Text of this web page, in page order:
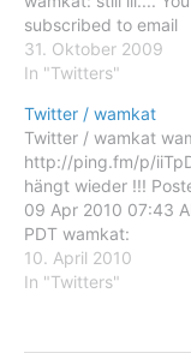
subscribed to email
updates from Twitter /
wamkat To stop
unsubscribe now.
delivery powered by
Google Google Inc.,
West Kinzie, Chicago
USA 60610
31. Oktober 2009
In "Twitters"
Twitter / wamkat
Twitter / wamkat
http://ping.fm/p/
hängt wieder !!!
09 Apr 2010 07:43
PDT wamkat:
http://ping.fm/p/iiTpD
hängt wieder !!! You
10. April 2010
In "Twitters"